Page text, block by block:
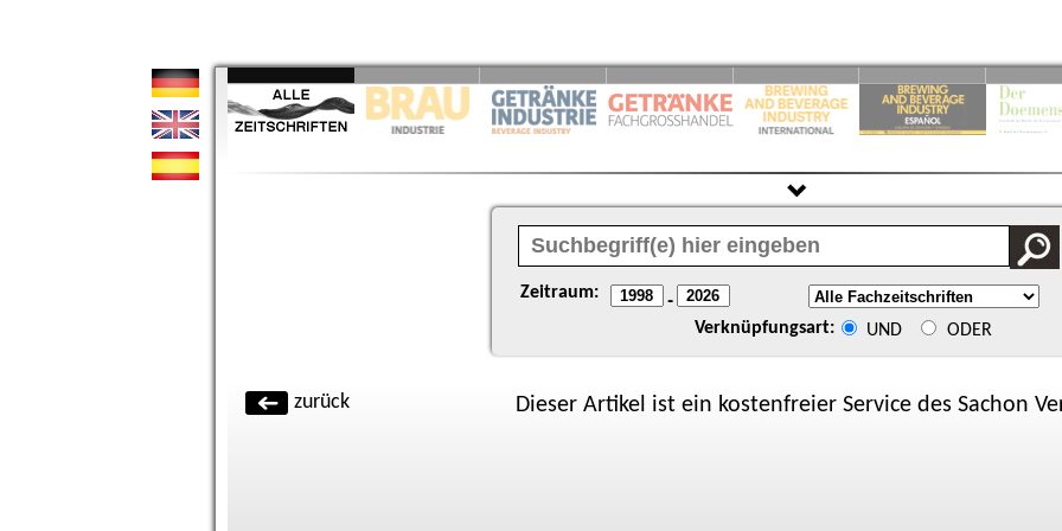
Zeitraum: -
Verknüpfungsart: UND ODER
zurück Dieser Artikel ist ein kostenfreier Service des Sachon